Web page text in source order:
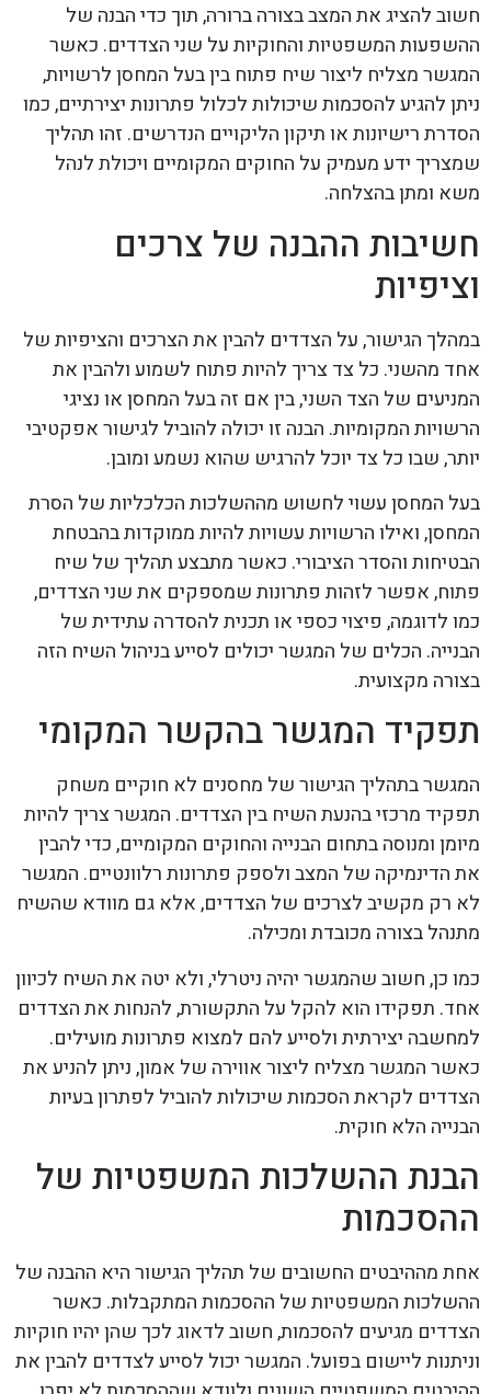
חשוב להציג את המצב בצורה ברורה, תוך כדי הבנה של
ההשפעות המשפטיות והחוקיות על שני הצדדים. כאשר
המגשר מצליח ליצור שיח פתוח בין בעל המחסן לרשויות,
ניתן להגיע להסכמות שיכולות לכלול פתרונות יצירתיים, כמו
הסדרת רישיונות או תיקון הליקויים הנדרשים. זהו תהליך
שמצריך ידע מעמיק על החוקים המקומיים ויכולת לנהל
משא ומתן בהצלחה.
חשיבות ההבנה של צרכים
וציפיות
במהלך הגישור, על הצדדים להבין את הצרכים והציפיות של
אחד מהשני. כל צד צריך להיות פתוח לשמוע ולהבין את
המניעים של הצד השני, בין אם זה בעל המחסן או נציגי
הרשויות המקומיות. הבנה זו יכולה להוביל לגישור אפקטיבי
יותר, שבו כל צד יוכל להרגיש שהוא נשמע ומובן.
בעל המחסן עשוי לחשוש מההשלכות הכלכליות של הסרת
המחסן, ואילו הרשויות עשויות להיות ממוקדות בהבטחת
הבטיחות והסדר הציבורי. כאשר מתבצע תהליך של שיח
פתוח, אפשר לזהות פתרונות שמספקים את שני הצדדים,
כמו לדוגמה, פיצוי כספי או תכנית להסדרה עתידית של
הבנייה. הכלים של המגשר יכולים לסייע בניהול השיח הזה
בצורה מקצועית.
תפקיד המגשר בהקשר המקומי
המגשר בתהליך הגישור של מחסנים לא חוקיים משחק
תפקיד מרכזי בהנעת השיח בין הצדדים. המגשר צריך להיות
מיומן ומנוסה בתחום הבנייה והחוקים המקומיים, כדי להבין
את הדינמיקה של המצב ולספק פתרונות רלוונטיים. המגשר
לא רק מקשיב לצרכים של הצדדים, אלא גם מוודא שהשיח
מתנהל בצורה מכובדת ומכילה.
כמו כן, חשוב שהמגשר יהיה ניטרלי, ולא יטה את השיח לכיוון
אחד. תפקידו הוא להקל על התקשורת, להנחות את הצדדים
למחשבה יצירתית ולסייע להם למצוא פתרונות מועילים.
כאשר המגשר מצליח ליצור אווירה של אמון, ניתן להניע את
הצדדים לקראת הסכמות שיכולות להוביל לפתרון בעיות
הבנייה הלא חוקית.
הבנת ההשלכות המשפטיות של
ההסכמות
אחת מההיבטים החשובים של תהליך הגישור היא ההבנה של
ההשלכות המשפטיות של ההסכמות המתקבלות. כאשר
הצדדים מגיעים להסכמות, חשוב לדאוג לכך שהן יהיו חוקיות
וניתנות ליישום בפועל. המגשר יכול לסייע לצדדים להבין את